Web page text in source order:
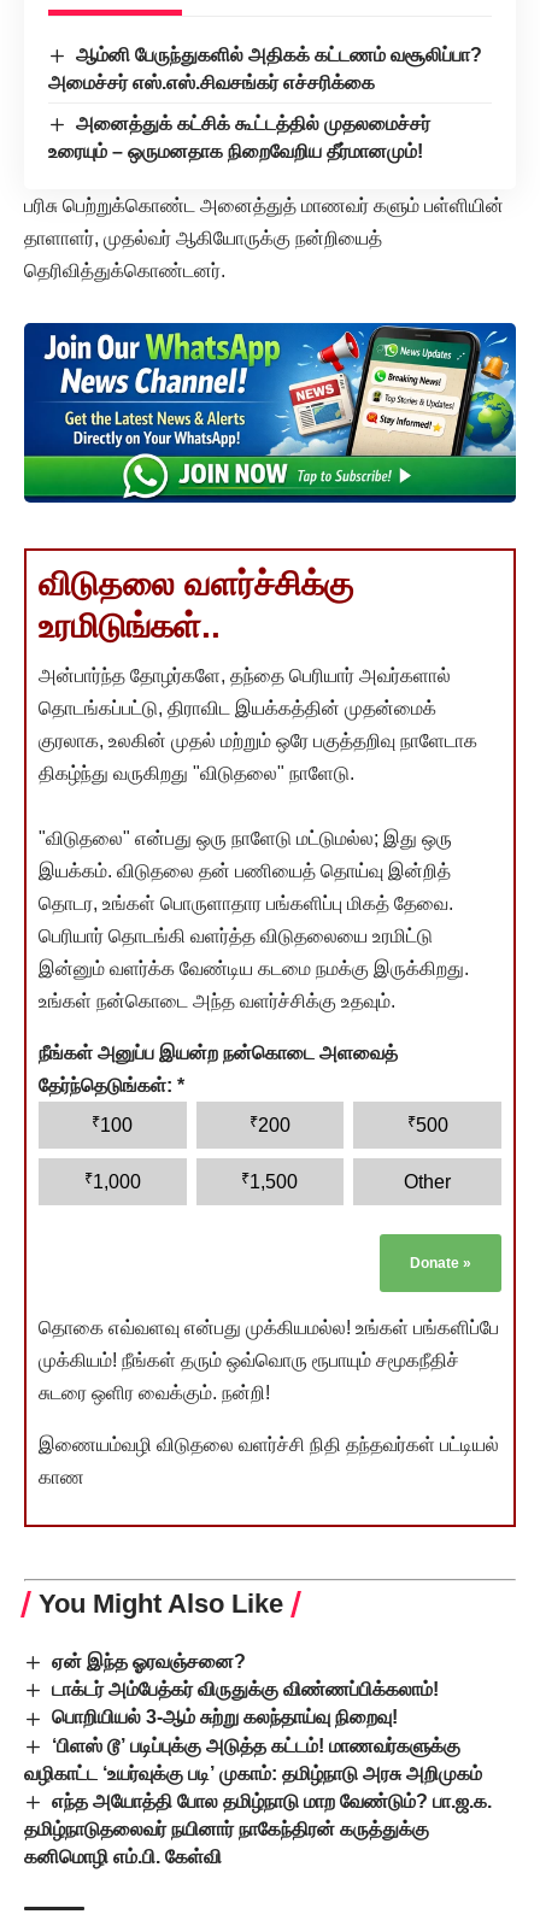
ஆம்னி பேருந்துகளில் அதிகக் கட்டணம் வசூலிப்பா?
அமைச்சர் எஸ்.எஸ்.சிவசங்கர் எச்சரிக்கை
அனைத்துக் கட்சிக் கூட்டத்தில் முதலமைச்சர்
உரையும் – ஒருமனதாக நிறைவேறிய தீர்மானமும்!
பரிசு பெற்றுக்கொண்ட அனைத்துத் மாணவர் களும் பள்ளியின்
தாளாளர், முதல்வர் ஆகியோருக்கு நன்றியைத்
தெரிவித்துக்கொண்டனர்.
விடுதலை வளர்ச்சிக்கு
உரமிடுங்கள்..
அன்பார்ந்த தோழர்களே, தந்தை பெரியார் அவர்களால்
தொடங்கப்பட்டு, திராவிட இயக்கத்தின் முதன்மைக்
குரலாக, உலகின் முதல் மற்றும் ஒரே பகுத்தறிவு நாளேடாக
திகழ்ந்து வருகிறது "விடுதலை" நாளேடு.
"விடுதலை" என்பது ஒரு நாளேடு மட்டுமல்ல; இது ஒரு
இயக்கம். விடுதலை தன் பணியைத் தொய்வு இன்றித்
தொடர, உங்கள் பொருளாதார பங்களிப்பு மிகத் தேவை.
பெரியார் தொடங்கி வளர்த்த விடுதலையை உரமிட்டு
இன்னும் வளர்க்க வேண்டிய கடமை நமக்கு இருக்கிறது.
உங்கள் நன்கொடை அந்த வளர்ச்சிக்கு உதவும்.
நீங்கள் அனுப்ப இயன்ற நன்கொடை அளவைத்
தேர்ந்தெடுங்கள்: *
₹100 ₹200 ₹500
₹1,000 ₹1,500 Other
Donate »
தொகை எவ்வளவு என்பது முக்கியமல்ல! உங்கள் பங்களிப்பே
முக்கியம்! நீங்கள் தரும் ஒவ்வொரு ரூபாயும் சமூகநீதிச்
சுடரை ஒளிர வைக்கும். நன்றி!
இணையம்வழி விடுதலை வளர்ச்சி நிதி தந்தவர்கள் பட்டியல்
காண
You Might Also Like
ஏன் இந்த ஓரவஞ்சனை?
டாக்டர் அம்பேத்கர் விருதுக்கு விண்ணப்பிக்கலாம்!
பொறியியல் 3-ஆம் சுற்று கலந்தாய்வு நிறைவு!
‘பிளஸ் டூ’ படிப்புக்கு அடுத்த கட்டம்! மாணவர்களுக்கு
வழிகாட்ட ‘உயர்வுக்கு படி’ முகாம்: தமிழ்நாடு அரசு அறிமுகம்
எந்த அயோத்தி போல தமிழ்நாடு மாற வேண்டும்? பா.ஜ.க.
தமிழ்நாடுதலைவர் நயினார் நாகேந்திரன் கருத்துக்கு
கனிமொழி எம்.பி. கேள்வி